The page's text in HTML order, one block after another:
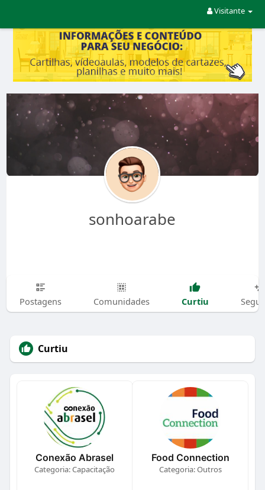
Visitante
sonhoarabe
Postagens Comunidades Curtiu
Curtiu
Conexão Abrasel
Categoria: Capacitação
Food Connection
Categoria: Outros